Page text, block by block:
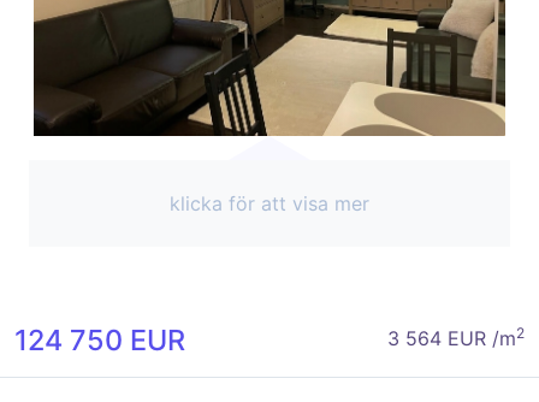
klicka för att visa mer
124 750 EUR 3 564 EUR /m2